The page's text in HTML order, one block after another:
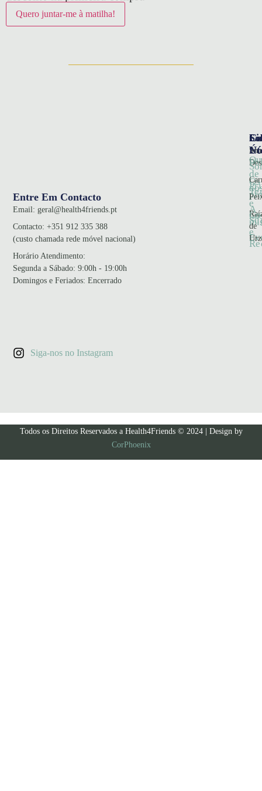
Entre Em Contacto
Email: geral@health4friends.pt
Contacto:+351 912 335 388
(custo chamada rede móvel nacional)
Horário Atendimento:
Segunda a Sábado: 9:00h - 19:00h
Domingos e Feriados: Encerrado
Siga-nos no Instagram
Os
A
de
de
e
e
Todos os Direitos Reservados a Health4Friends © 2024 | Design by
CorPhoenix